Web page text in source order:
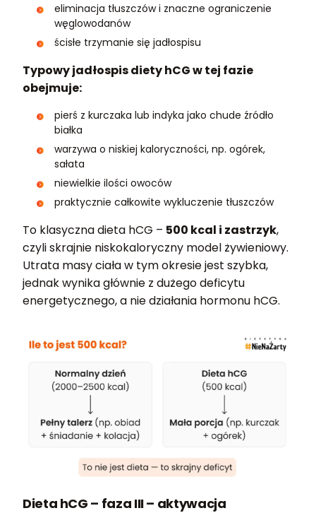
eliminacja tłuszczów i znaczne ograniczenie
węglowodanów
ścisłe trzymanie się jadłospisu
Typowy jadłospis diety hCG w tej fazie
obejmuje:
pierś z kurczaka lub indyka jako chude źródło
białka
warzywa o niskiej kaloryczności, np. ogórek,
sałata
niewielkie ilości owoców
praktycznie całkowite wykluczenie tłuszczów
To klasyczna dieta hCG – 500 kcal i zastrzyk,
czyli skrajnie niskokaloryczny model żywieniowy.
Utrata masy ciała w tym okresie jest szybka,
jednak wynika głównie z dużego deficytu
energetycznego, a nie działania hormonu hCG.
Dieta hCG – faza III – aktywacja